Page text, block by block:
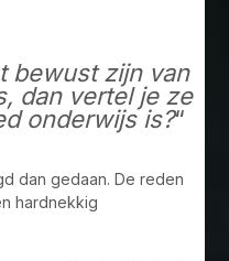
bewust zijn van
dan vertel je ze
onderwijs is?“
dan gedaan. De reden
hardnekkig